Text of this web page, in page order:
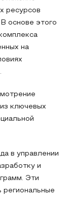
ресурсов
основе этого
на
ключевых
в управлении
и
Эти
региональные